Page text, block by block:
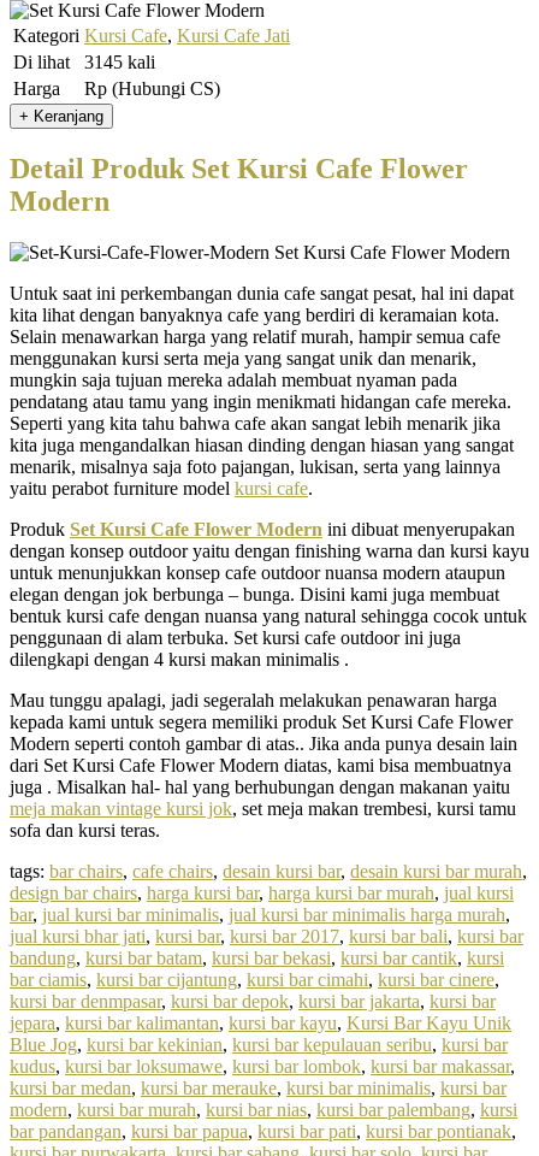
Kategori Kursi Cafe, Kursi Cafe Jati
Di lihat
3145 kali
Harga
Rp (Hubungi CS)
Detail Produk Set Kursi Cafe Flower
Modern
Untuk saat ini perkembangan dunia cafe sangat pesat, hal ini dapat
kita lihat dengan banyaknya cafe yang berdiri di keramaian kota.
Selain menawarkan harga yang relatif murah, hampir semua cafe
menggunakan kursi serta meja yang sangat unik dan menarik,
mungkin saja tujuan mereka adalah membuat nyaman pada
pendatang atau tamu yang ingin menikmati hidangan cafe mereka.
Seperti yang kita tahu bahwa cafe akan sangat lebih menarik jika
kita juga mengandalkan hiasan dinding dengan hiasan yang sangat
menarik, misalnya saja foto pajangan, lukisan, serta yang lainnya
yaitu perabot furniture model kursi cafe.
Produk Set Kursi Cafe Flower Modern ini dibuat menyerupakan
dengan konsep outdoor yaitu dengan finishing warna dan kursi kayu
untuk menunjukkan konsep cafe outdoor nuansa modern ataupun
elegan dengan jok berbunga – bunga. Disini kami juga membuat
bentuk kursi cafe dengan nuansa yang natural sehingga cocok untuk
penggunaan di alam terbuka. Set kursi cafe outdoor ini juga
dilengkapi dengan 4 kursi makan minimalis .
Mau tunggu apalagi, jadi segeralah melakukan penawaran harga
kepada kami untuk segera memiliki produk Set Kursi Cafe Flower
Modern seperti contoh gambar di atas.. Jika anda punya desain lain
dari Set Kursi Cafe Flower Modern diatas, kami bisa membuatnya
juga . Misalkan hal- hal yang berhubungan dengan makanan yaitu
meja makan vintage kursi jok, set meja makan trembesi, kursi tamu
sofa dan kursi teras.
tags: bar chairs, cafe chairs, desain kursi bar, desain kursi bar murah,
design bar chairs, harga kursi bar, harga kursi bar murah, jual kursi
bar, jual kursi bar minimalis, jual kursi bar minimalis harga murah,
jual kursi bhar jati, kursi bar, kursi bar 2017, kursi bar bali, kursi bar
bandung, kursi bar batam, kursi bar bekasi, kursi bar cantik, kursi
bar ciamis, kursi bar cijantung, kursi bar cimahi, kursi bar cinere,
kursi bar denmpasar, kursi bar depok, kursi bar jakarta, kursi bar
jepara, kursi bar kalimantan, kursi bar kayu, Kursi Bar Kayu Unik
Blue Jog, kursi bar kekinian, kursi bar kepulauan seribu, kursi bar
kudus, kursi bar loksumawe, kursi bar lombok, kursi bar makassar,
kursi bar medan, kursi bar merauke, kursi bar minimalis, kursi bar
modern, kursi bar murah, kursi bar nias, kursi bar palembang, kursi
bar pandangan, kursi bar papua, kursi bar pati, kursi bar pontianak,